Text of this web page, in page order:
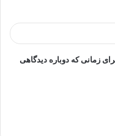
زمانی که دوباره دیدگاهی